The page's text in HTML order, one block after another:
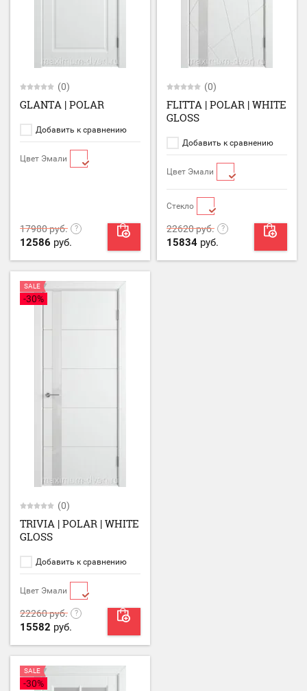
(0)
GLANTA | POLAR
Добавить к сравнению
Цвет Эмали
17980руб.
12586 руб.
(0)
FLITTA | POLAR | WHITE
GLOSS
Добавить к сравнению
Цвет Эмали
Стекло
22620руб.
15834 руб.
SALE
-30%
(0)
TRIVIA | POLAR | WHITE
GLOSS
Добавить к сравнению
Цвет Эмали
22260руб.
15582 руб.
SALE
-30%